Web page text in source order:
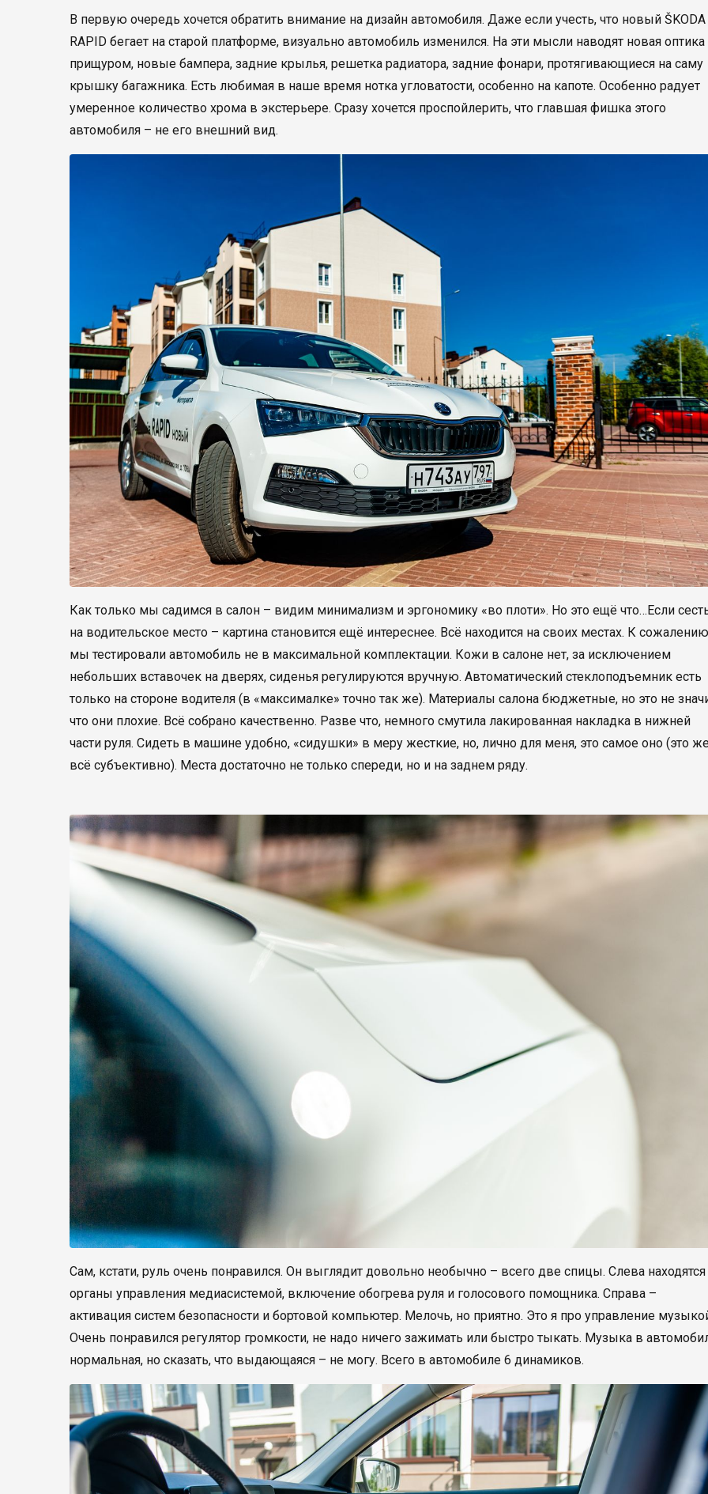
В первую очередь хочется обратить внимание на дизайн автомобиля. Даже если учесть, что новый ŠKODA
RAPID бегает на старой платформе, визуально автомобиль изменился. На эти мысли наводят новая оптика
прищуром, новые бампера, задние крылья, решетка радиатора, задние фонари, протягивающиеся на саму
крышку багажника. Есть любимая в наше время нотка угловатости, особенно на капоте. Особенно радует
умеренное количество хрома в экстерьере. Сразу хочется проспойлерить, что главшая фишка этого
автомобиля – не его внешний вид.
Как только мы садимся в салон – видим минимализм и эргономику «во плоти». Но это ещё что…Если
на водительское место – картина становится ещё интереснее. Всё находится на своих местах. К
мы тестировали автомобиль не в максимальной комплектации. Кожи в салоне нет, за исключением
небольших вставочек на дверях, сиденья регулируются вручную. Автоматический стеклоподъемник есть
только на стороне водителя (в «максималке» точно так же). Материалы салона бюджетные, но это не
что они плохие. Всё собрано качественно. Разве что, немного смутила лакированная накладка в нижней
части руля. Сидеть в машине удобно, «сидушки» в меру жесткие, но, лично для меня, это самое оно (это
всё субъективно). Места достаточно не только спереди, но и на заднем ряду.
Сам, кстати, руль очень понравился. Он выглядит довольно необычно – всего две спицы. Слева находятся
органы управления медиасистемой, включение обогрева руля и голосового помощника. Справа –
активация систем безопасности и бортовой компьютер. Мелочь, но приятно. Это я про управление
Очень понравился регулятор громкости, не надо ничего зажимать или быстро тыкать. Музыка в
нормальная, но сказать, что выдающаяся – не могу. Всего в автомобиле 6 динамиков.